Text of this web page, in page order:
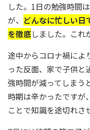
した。1日の勉強時間
が、 どんなに忙しい日
を徹底しました。これ
途中からコロナ禍によ
った反面、家で子供と
強時間が減ってしまう
時期は辛かったですが
ことで知識を途切れさ